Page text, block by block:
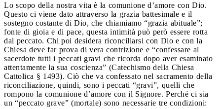
Lo scopo della nostra vita è la comunione d’amore con Dio.
Questo ci viene dato attraverso la grazia battesimale e il
sostegno costante di Dio, che chiamiamo “grazia abituale”;
fonte di gioia e di pace, questa intimità può però essere rotta
dal peccato. Chi poi desidera riconciliarsi con Dio e con la
Chiesa deve far prova di vera contrizione e “confessare al
sacerdote tutti i peccati gravi che ricorda dopo aver esaminato
attentamente la sua coscienza” (Catechismo della Chiesa
Cattolica § 1493). Ciò che va confessato nel sacramento della
riconciliazione, quindi, sono i peccati “gravi”, quelli che
rompono la comunione d’amore con il Signore. Perché ci sia
un “peccato grave” (mortale) sono necessarie tre condizioni: